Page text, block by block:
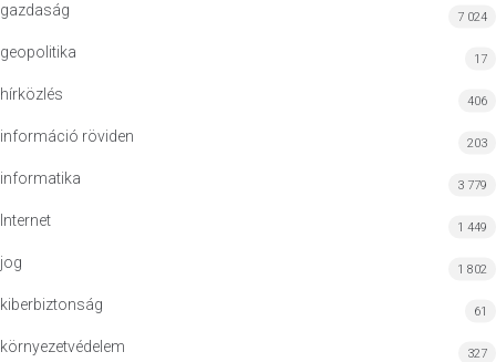
gazdaság 7 024
geopolitika 17
hírközlés 406
információ röviden 203
informatika 3 779
Internet 1 449
jog 1 802
kiberbiztonság 61
környezetvédelem 327